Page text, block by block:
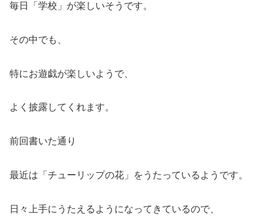
毎日「学校」が楽しいそうです。
その中でも、
特にお遊戯が楽しいようで、
よく披露してくれます。
前回書いた通り
最近は「チューリップの花」をうたっているようです。
日々上手にうたえるようになってきているので、